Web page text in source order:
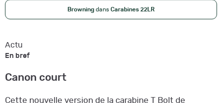
Browning dans Carabines 22LR
Actu
En bref
Canon court
Cette nouvelle version de la carabine T Bolt de